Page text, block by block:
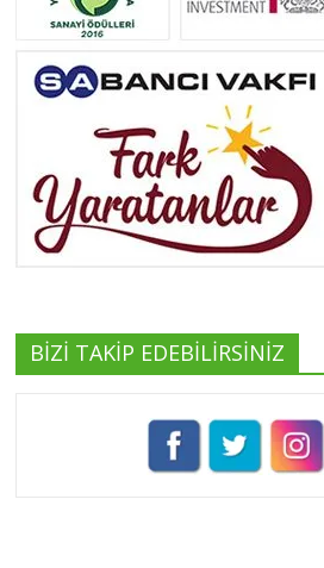
Yeşilist
Tüm yazıları görüntüle
BİZİ TAKİP EDEBİLİRSİNİZ